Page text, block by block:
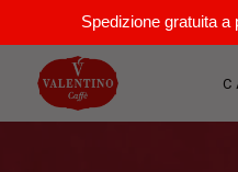
Spedizione gratuita a